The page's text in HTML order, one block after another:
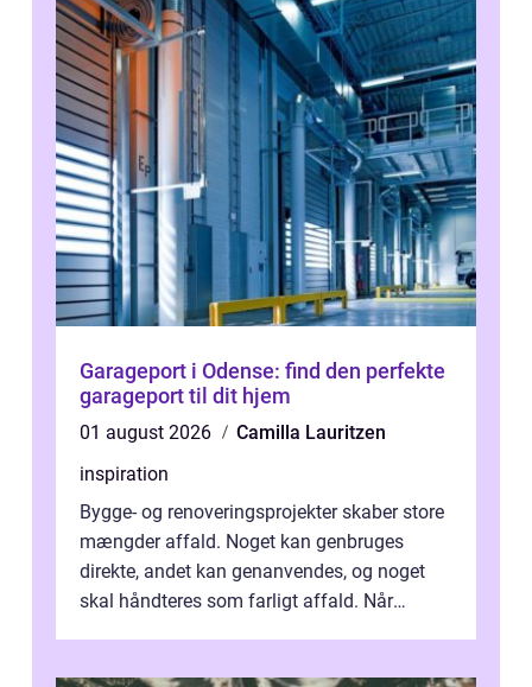
Garageport i Odense: find den perfekte
garageport til dit hjem
01 august 2026
Camilla Lauritzen
inspiration
Bygge- og renoveringsprojekter skaber store
mængder affald. Noget kan genbruges
direkte, andet kan genanvendes, og noget
skal håndteres som farligt affald. Når